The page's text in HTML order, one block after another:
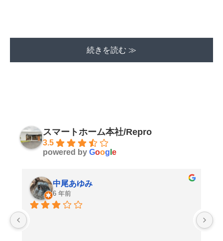
続きを読む ≫
スマートホーム本社/Repro
3.5
powered by Goog e
中尾あゆみ
6 年前